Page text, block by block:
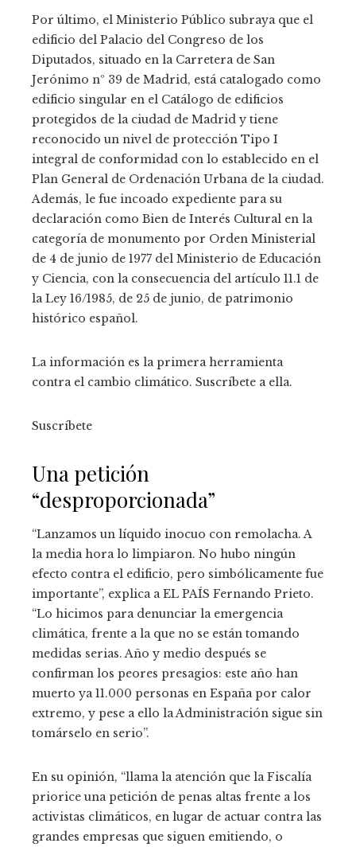
Por último, el Ministerio Público subraya que el
edificio del Palacio del Congreso de los
Diputados, situado en la Carretera de San
Jerónimo nº 39 de Madrid, está catalogado como
edificio singular en el Catálogo de edificios
protegidos de la ciudad de Madrid y tiene
reconocido un nivel de protección Tipo I
integral de conformidad con lo establecido en el
Plan General de Ordenación Urbana de la ciudad.
Además, le fue incoado expediente para su
declaración como Bien de Interés Cultural en la
categoría de monumento por Orden Ministerial
de 4 de junio de 1977 del Ministerio de Educación
y Ciencia, con la consecuencia del artículo 11.1 de
la Ley 16/1985, de 25 de junio, de patrimonio
histórico español.
La información es la primera herramienta
contra el cambio climático. Suscríbete a ella.
Suscríbete
Una petición
“desproporcionada”
“Lanzamos un líquido inocuo con remolacha. A
la media hora lo limpiaron. No hubo ningún
efecto contra el edificio, pero simbólicamente fue
importante”, explica a EL PAÍS Fernando Prieto.
“Lo hicimos para denunciar la emergencia
climática, frente a la que no se están tomando
medidas serias. Año y medio después se
confirman los peores presagios: este año han
muerto ya 11.000 personas en España por calor
extremo, y pese a ello la Administración sigue sin
tomárselo en serio”.
En su opinión, “llama la atención que la Fiscalía
priorice una petición de penas altas frente a los
activistas climáticos, en lugar de actuar contra las
grandes empresas que siguen emitiendo, o